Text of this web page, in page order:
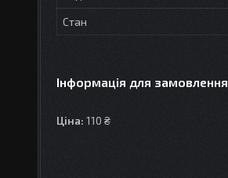
Стан
Інформація для замовлення
Ціна: 110 ₴